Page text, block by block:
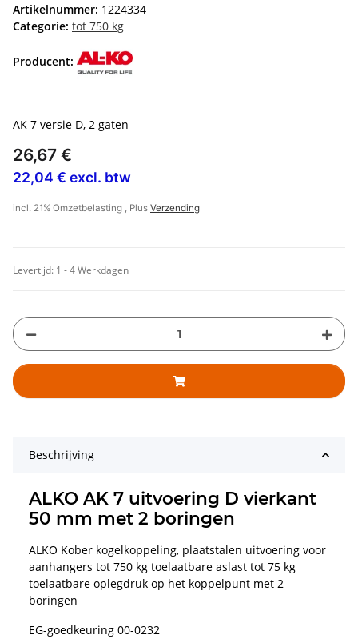
Artikelnummer: 1224334
Categorie: tot 750 kg
Producent:
AK 7 versie D, 2 gaten
26,67 €
22,04 € excl. btw
incl. 21% Omzetbelasting , Plus Verzending
Levertijd: 1 - 4 Werkdagen
Beschrijving
ALKO AK 7 uitvoering D vierkant
50 mm met 2 boringen
ALKO Kober kogelkoppeling, plaatstalen uitvoering voor
aanhangers tot 750 kg toelaatbare aslast tot 75 kg
toelaatbare oplegdruk op het koppelpunt met 2
boringen
EG-goedkeuring 00-0232